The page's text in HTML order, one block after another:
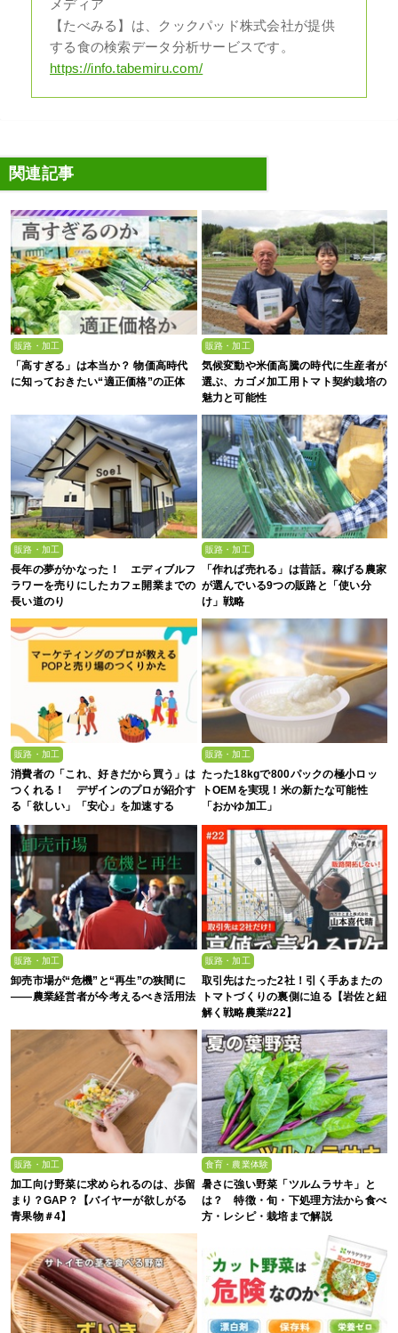
メディア
【たべみる】は、クックパッド株式会社が提供
する⾷の検索データ分析サービスです。
https://info.tabemiru.com/
関連記事
販路・加工
「高すぎる」は本当か？ 物価高時代
に知っておきたい“適正価格”の正体
販路・加工
気候変動や米価高騰の時代に生産者が
選ぶ、カゴメ加工用トマト契約栽培の
魅力と可能性
販路・加工
長年の夢がかなった！ エディブルフ
ラワーを売りにしたカフェ開業までの
長い道のり
販路・加工
「作れば売れる」は昔話。稼げる農家
が選んでいる9つの販路と「使い分
け」戦略
販路・加工
消費者の「これ、好きだから買う」は
つくれる！ デザインのプロが紹介す
る「欲しい」「安心」を加速する
POPと売り場のつくり方
販路・加工
たった18kgで800パックの極小ロッ
トOEMを実現！米の新たな可能性
「おかゆ加工」
販路・加工
卸売市場が“危機”と“再生”の狭間に
――農業経営者が今考えるべき活用法
販路・加工
取引先はたった2社！引く手あまたの
トマトづくりの裏側に迫る【岩佐と紐
解く戦略農業#22】
販路・加工
加工向け野菜に求められるのは、歩留
まり？GAP？【バイヤーが欲しがる
青果物＃4】
食育・農業体験
暑さに強い野菜「ツルムラサキ」と
は？ 特徴・旬・下処理方法から食べ
方・レシピ・栽培まで解説